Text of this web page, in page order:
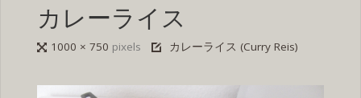
カレーライス
Full1000 × 750 pixels カレーライス (Curry Reis)